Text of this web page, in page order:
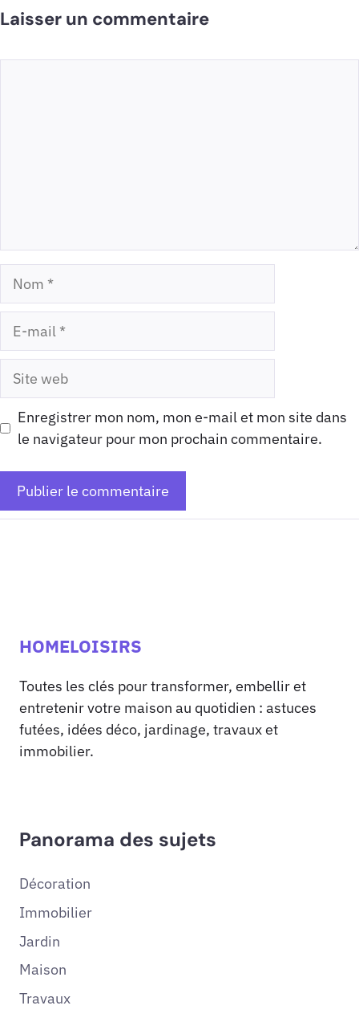
Laisser un commentaire
Nom
Site
Enregistrer mon nom, mon e-mail et mon site dans
le navigateur pour mon prochain commentaire.
HOMELOISIRS
Toutes les clés pour transformer, embellir et
entretenir votre maison au quotidien : astuces
futées, idées déco, jardinage, travaux et
immobilier.
Panorama des sujets
Décoration
Immobilier
Jardin
Maison
Travaux